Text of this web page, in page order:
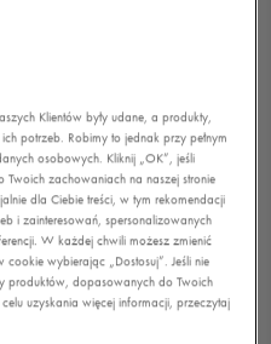
Klientów były udane, a produkty,
potrzeb. Robimy to jednak przy pełnym
osobowych. Kliknij „OK”, jeśli
zachowaniach na naszej stronie
dla Ciebie treści, w tym rekomendacji
i zainteresowań, spersonalizowanych
W każdej chwili możesz zmienić
wybierając „Dostosuj”. Jeśli nie
produktów, dopasowanych do Twoich
uzyskania więcej informacji, przeczytaj